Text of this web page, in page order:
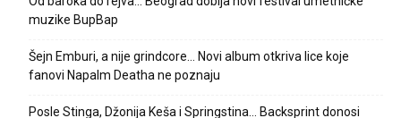
muzike BupBap
Šejn Emburi, a nije grindcore… Novi album otkriva lice koje
fanovi Napalm Deatha ne poznaju
Posle Stinga, Džonija Keša i Springstina… Backsprint donosi